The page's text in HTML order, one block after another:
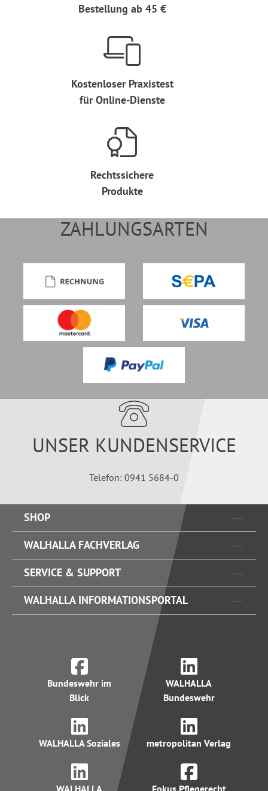
Bestellung ab 45 €
Kostenloser Praxistest
für Online-Dienste
Rechtssichere
Produkte
ZAHLUNGSARTEN
UNSER KUNDENSERVICE
Telefon: 0941 5684-0
SHOP
WALHALLA FACHVERLAG
SERVICE & SUPPORT
WALHALLA INFORMATIONSPORTAL
Bundeswehr im
Blick
WALHALLA
Bundeswehr
WALHALLA Soziales metropolitan Verlag
WALHALLA Fokus Pflegerecht